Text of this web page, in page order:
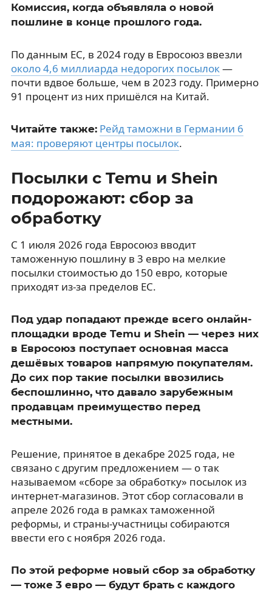
Комиссия, когда объявляла о новой
пошлине в конце прошлого года.
По данным ЕС, в 2024 году в Евросоюз ввезли
около 4,6 миллиарда недорогих посылок—
почти вдвое больше, чем в 2023 году. Примерно
91 процент из них пришёлся на Китай.
Читайте также: Рейд таможни в Германии 6
мая: проверяют центры посылок.
Посылки с Temu и Shein
подорожают: сбор за
обработку
С 1 июля 2026 года Евросоюз вводит
таможенную пошлину в 3 евро на мелкие
посылки стоимостью до 150 евро, которые
приходят из-за пределов ЕС.
Под удар попадают прежде всего онлайн-
площадки вроде Temu и Shein — через них
в Евросоюз поступает основная масса
дешёвых товаров напрямую покупателям.
До сих пор такие посылки ввозились
беспошлинно, что давало зарубежным
продавцам преимущество перед
местными.
Решение, принятое в декабре 2025 года, не
связано с другим предложением — о так
называемом «сборе за обработку» посылок из
интернет-магазинов. Этот сбор согласовали в
апреле 2026 года в рамках таможенной
реформы, и страны-участницы собираются
ввести его с ноября 2026 года.
По этой реформе новый сбор за обработку
— тоже 3 евро — будут брать с каждого